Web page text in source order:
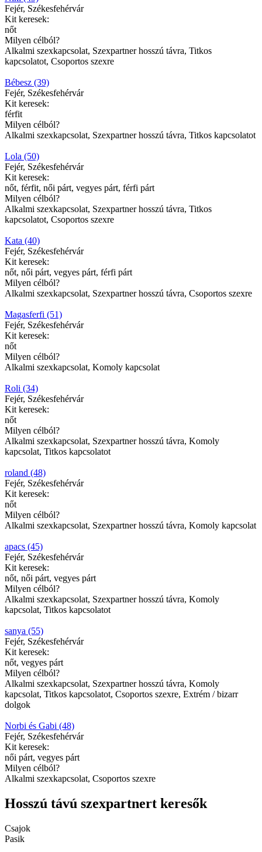
Fejér, Székesfehérvár
Kit keresek:
nőt
Milyen célból?
Alkalmi szexkapcsolat, Szexpartner hosszú távra, Titkos
kapcsolatot, Csoportos szexre
Bébesz (39)
Fejér, Székesfehérvár
Kit keresek:
férfit
Milyen célból?
Alkalmi szexkapcsolat, Szexpartner hosszú távra, Titkos kapcsolatot
Lola (50)
Fejér, Székesfehérvár
Kit keresek:
nőt, férfit, női párt, vegyes párt, férfi párt
Milyen célból?
Alkalmi szexkapcsolat, Szexpartner hosszú távra, Titkos
kapcsolatot, Csoportos szexre
Kata (40)
Fejér, Székesfehérvár
Kit keresek:
nőt, női párt, vegyes párt, férfi párt
Milyen célból?
Alkalmi szexkapcsolat, Szexpartner hosszú távra, Csoportos szexre
Magasferfi (51)
Fejér, Székesfehérvár
Kit keresek:
nőt
Milyen célból?
Alkalmi szexkapcsolat, Komoly kapcsolat
Roli (34)
Fejér, Székesfehérvár
Kit keresek:
nőt
Milyen célból?
Alkalmi szexkapcsolat, Szexpartner hosszú távra, Komoly
kapcsolat, Titkos kapcsolatot
roland (48)
Fejér, Székesfehérvár
Kit keresek:
nőt
Milyen célból?
Alkalmi szexkapcsolat, Szexpartner hosszú távra, Komoly kapcsolat
apacs (45)
Fejér, Székesfehérvár
Kit keresek:
nőt, női párt, vegyes párt
Milyen célból?
Alkalmi szexkapcsolat, Szexpartner hosszú távra, Komoly
kapcsolat, Titkos kapcsolatot
sanya (55)
Fejér, Székesfehérvár
Kit keresek:
nőt, vegyes párt
Milyen célból?
Alkalmi szexkapcsolat, Szexpartner hosszú távra, Komoly
kapcsolat, Titkos kapcsolatot, Csoportos szexre, Extrém / bizarr
dolgok
Norbi és Gabi (48)
Fejér, Székesfehérvár
Kit keresek:
női párt, vegyes párt
Milyen célból?
Alkalmi szexkapcsolat, Csoportos szexre
Hosszú távú szexpartnert keresők
Csajok
Pasik